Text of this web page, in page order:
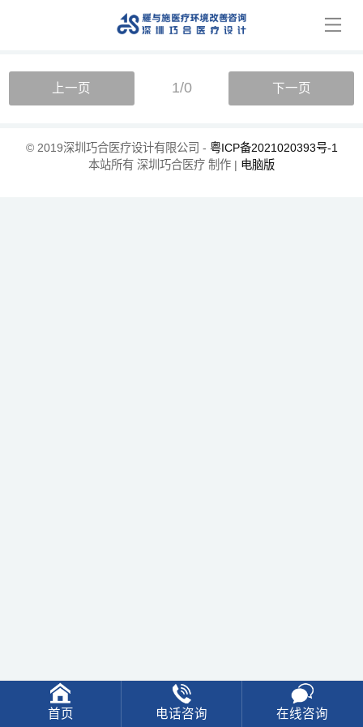
上一页 1/0 下一页
© 2019深圳巧合医疗设计有限公司 - 粤ICP备2021020393号-1
本站所有 深圳巧合医疗 制作 | 电脑版
首页 电话咨询 在线咨询